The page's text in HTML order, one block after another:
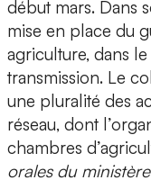
début mars. Dans
mise en place du
agriculture, dans
transmission. Le
une pluralité des
réseau, dont
chambres
orales du ministère